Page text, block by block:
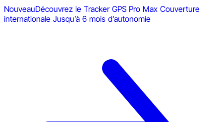
NouveauDécouvrez le Tracker GPS Pro Max Couverture
internationale Jusqu’à 6 mois d’autonomie